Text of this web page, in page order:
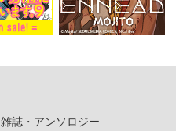
雑誌・アンソロジー